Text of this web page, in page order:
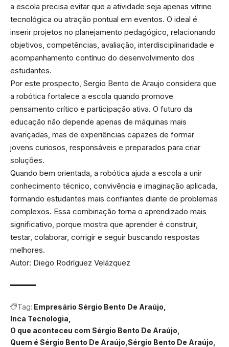
a escola precisa evitar que a atividade seja apenas vitrine
tecnológica ou atração pontual em eventos. O ideal é
inserir projetos no planejamento pedagógico, relacionando
objetivos, competências, avaliação, interdisciplinaridade e
acompanhamento contínuo do desenvolvimento dos
estudantes.
Por este prospecto, Sergio Bento de Araujo considera que
a robótica fortalece a escola quando promove
pensamento crítico e participação ativa. O futuro da
educação não depende apenas de máquinas mais
avançadas, mas de experiências capazes de formar
jovens curiosos, responsáveis e preparados para criar
soluções.
Quando bem orientada, a robótica ajuda a escola a unir
conhecimento técnico, convivência e imaginação aplicada,
formando estudantes mais confiantes diante de problemas
complexos. Essa combinação torna o aprendizado mais
significativo, porque mostra que aprender é construir,
testar, colaborar, corrigir e seguir buscando respostas
melhores.
Autor: Diego Rodríguez Velázquez
Tag: Empresário Sérgio Bento De Araújo
Inca Tecnologia
O que aconteceu com Sérgio Bento De Araújo
Quem é Sérgio Bento De Araújo Sérgio Bento De Araújo